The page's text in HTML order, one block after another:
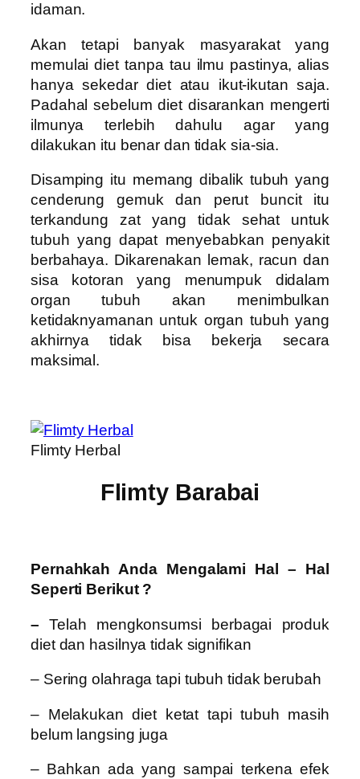
idaman.
Akan tetapi banyak masyarakat yang
memulai diet tanpa tau ilmu pastinya, alias
hanya sekedar diet atau ikut-ikutan saja.
Padahal sebelum diet disarankan mengerti
ilmunya terlebih dahulu agar yang
dilakukan itu benar dan tidak sia-sia.
Disamping itu memang dibalik tubuh yang
cenderung gemuk dan perut buncit itu
terkandung zat yang tidak sehat untuk
tubuh yang dapat menyebabkan penyakit
berbahaya. Dikarenakan lemak, racun dan
sisa kotoran yang menumpuk didalam
organ tubuh akan menimbulkan
ketidaknyamanan untuk organ tubuh yang
akhirnya tidak bisa bekerja secara
maksimal.
Flimty Herbal
Flimty Barabai
Pernahkah Anda Mengalami Hal – Hal
Seperti Berikut ?
–Telah mengkonsumsi berbagai produk
diet dan hasilnya tidak signifikan
– Sering olahraga tapi tubuh tidak berubah
– Melakukan diet ketat tapi tubuh masih
belum langsing juga
– Bahkan ada yang sampai terkena efek